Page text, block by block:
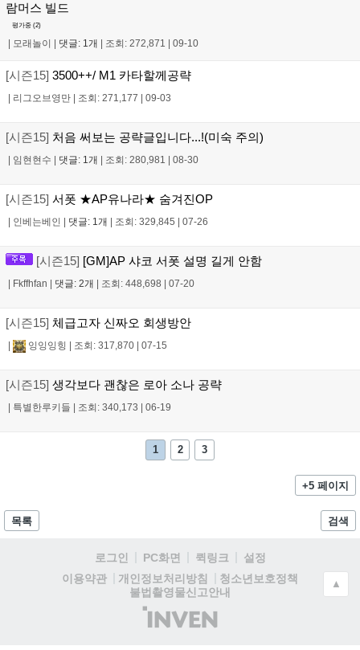
람머스 빌드
평가중 (2)
| 모래놀이 | 댓글: 1개 | 조회: 272,871 | 09-10
[시즌15] 3500++/ M1 카타할께공략
| 리그오브영만 | 조회: 271,177 | 09-03
[시즌15] 처음 써보는 공략글입니다...!(미숙 주의)
| 임현현수 | 댓글: 1개 | 조회: 280,981 | 08-30
[시즌15] 서폿 ★AP유나라★ 숨겨진OP
| 인베는베인 | 댓글: 1개 | 조회: 329,845 | 07-26
[시즌15] [GM]AP 샤코 서폿 설명 길게 안함
| Fkffhfan | 댓글: 2개 | 조회: 448,698 | 07-20
[시즌15] 체급고자 신짜오 회생방안
| 잉잉잉힝 | 조회: 317,870 | 07-15
[시즌15] 생각보다 괜찮은 로아 소나 공략
| 특별한루키들 | 조회: 340,173 | 06-19
1 2 3
+5 페이지
목록 검색
로그인 PC화면 퀵링크
설정
이용약관
개인정보처리방침
청소년보호정책
불법촬영물신고안내
(주)
인
▲